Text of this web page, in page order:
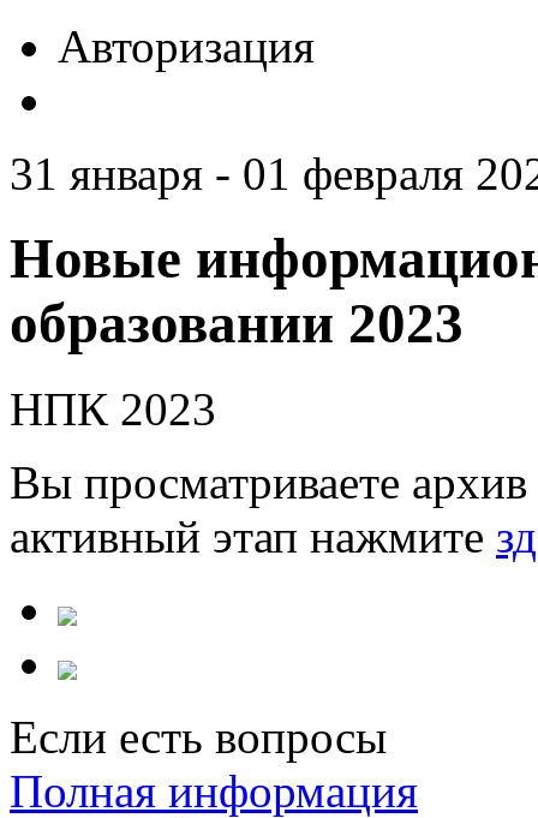
Авторизация
31 января - 01 февраля
Новые
образовании 2023
НПК 2023
Вы просматриваете
активный этап нажмите
Если есть вопросы
Полная информация